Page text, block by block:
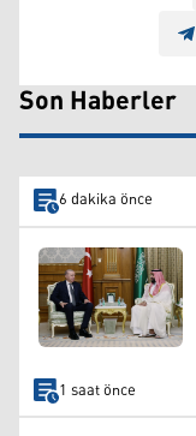
Son Haberler
6 dakika önce
1 saat önce